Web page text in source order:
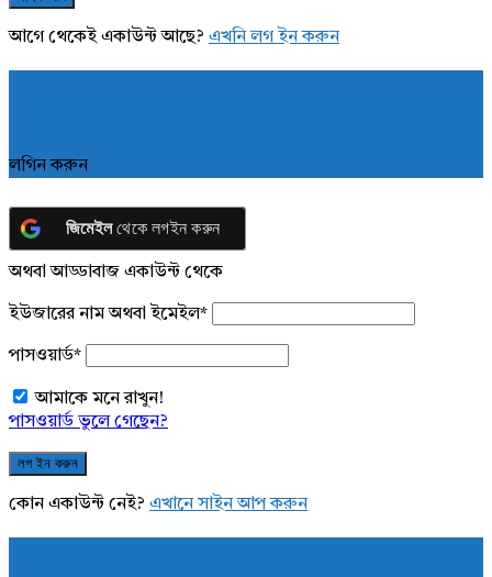
আগে থেকেই একাউন্ট আছে? এখনি লগ ইন করুন
লগিন করুন
জিমেইলথেকে লগইন করুন
অথবা আড্ডাবাজ একাউন্ট থেকে
ইউজারের নাম অথবা ইমেইল*
পাসওয়ার্ড*
আমাকে মনে রাখুন!
পাসওয়ার্ড ভুলে গেছেন?
কোন একাউন্ট নেই? এখানে সাইন আপ করুন